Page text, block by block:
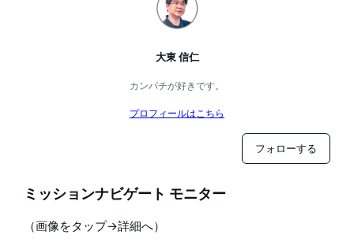
大東 信仁
カンパチが好きです。
プロフィールはこちら
フォローする
ミッションナビゲート モニター
（画像をタップ→詳細へ）